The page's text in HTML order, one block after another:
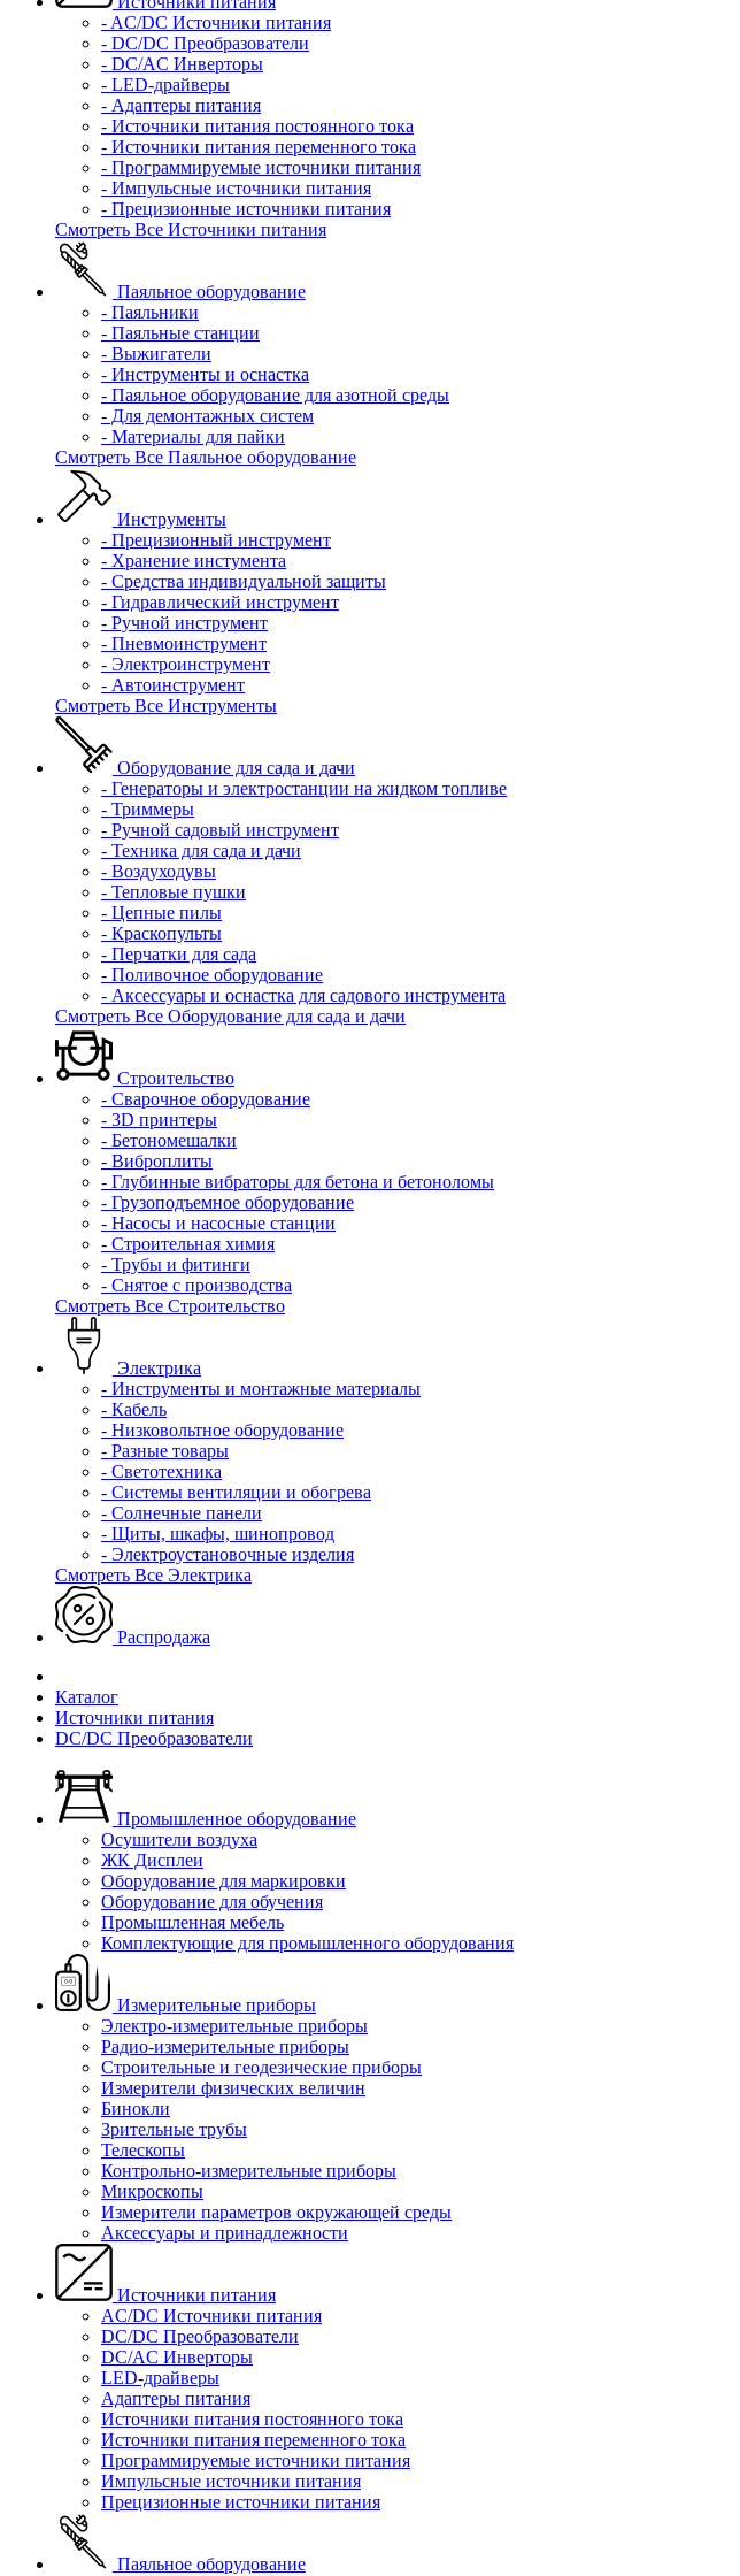
- AC/DC Источники питания
- DC/DC Преобразователи
- DC/AC Инверторы
- LED-драйверы
- Адаптеры питания
- Источники питания постоянного тока
- Источники питания переменного тока
- Программируемые источники питания
- Импульсные источники питания
- Прецизионные источники питания
Смотреть Все Источники питания
Паяльное оборудование
- Паяльники
- Паяльные станции
- Выжигатели
- Инструменты и оснастка
- Паяльное оборудование для азотной среды
- Для демонтажных систем
- Материалы для пайки
Смотреть Все Паяльное оборудование
Инструменты
- Прецизионный инструмент
- Хранение инстумента
- Средства индивидуальной защиты
- Гидравлический инструмент
- Ручной инструмент
- Пневмоинструмент
- Электроинструмент
- Автоинструмент
Смотреть Все Инструменты
Оборудование для сада и дачи
- Генераторы и электростанции на жидком топливе
- Триммеры
- Ручной садовый инструмент
- Техника для сада и дачи
- Воздуходувы
- Тепловые пушки
- Цепные пилы
- Краскопульты
- Перчатки для сада
- Поливочное оборудование
- Аксессуары и оснастка для садового инструмента
Смотреть Все Оборудование для сада и дачи
Строительство
- Сварочное оборудование
- 3D принтеры
- Бетономешалки
- Виброплиты
- Глубинные вибраторы для бетона и бетоноломы
- Грузоподъемное оборудование
- Насосы и насосные станции
- Строительная химия
- Трубы и фитинги
- Снятое с производства
Смотреть Все Строительство
Электрика
- Инструменты и монтажные материалы
- Кабель
- Низковольтное оборудование
- Разные товары
- Светотехника
- Системы вентиляции и обогрева
- Солнечные панели
- Щиты, шкафы, шинопровод
- Электроустановочные изделия
Смотреть Все Электрика
Распродажа
Каталог
Источники питания
DC/DC Преобразователи
Промышленное оборудование
Осушители воздуха
ЖК Дисплеи
Оборудование для маркировки
Оборудование для обучения
Промышленная мебель
Комплектующие для промышленного оборудования
Измерительные приборы
Электро-измерительные приборы
Радио-измерительные приборы
Строительные и геодезические приборы
Измерители физических величин
Бинокли
Зрительные трубы
Телескопы
Контрольно-измерительные приборы
Микроскопы
Измерители параметров окружающей среды
Аксессуары и принадлежности
Источники питания
AC/DC Источники питания
DC/DC Преобразователи
DC/AC Инверторы
LED-драйверы
Адаптеры питания
Источники питания постоянного тока
Источники питания переменного тока
Программируемые источники питания
Импульсные источники питания
Прецизионные источники питания
Паяльное оборудование